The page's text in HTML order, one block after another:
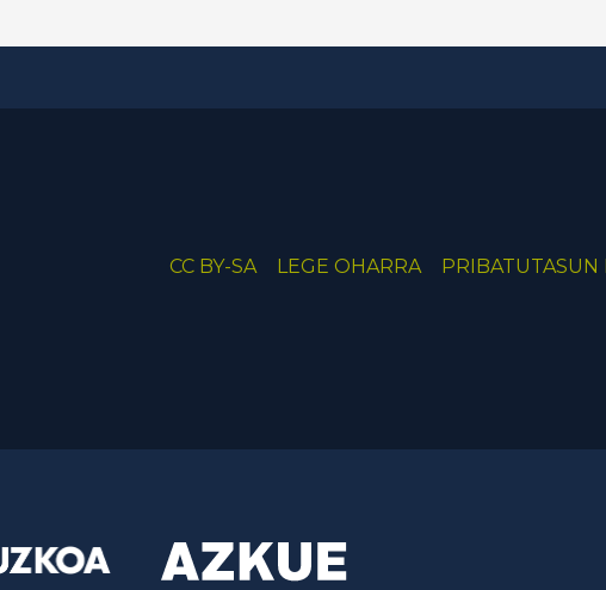
CC BY-SA LEGE OHARRA PRIBATUTASUN